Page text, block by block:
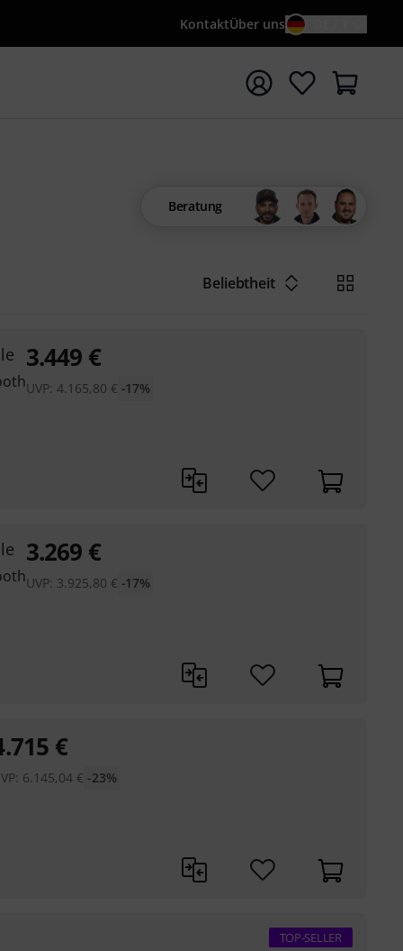
KontaktÜber uns
mit Suchwort {searchTerm} starten
Beratung
Beliebtheit
3.449 €
UVP: 4.165,80 € -17%
3.269 €
UVP: 3.925,80 € -17%
€
6.145,04 € -23%
TOP-SELLER